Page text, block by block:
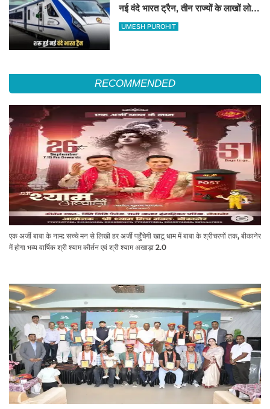
नई वंदे भारत ट्रैन, तीन राज्यों के लाखों लोगों
का सफर होगा आसान, देखें पूरा रूटमैप
UMESH PUROHIT
RECOMMENDED
एक अर्जी बाबा के नाम: सच्चे मन से लिखी हर अर्जी पहुँचेगी खाटू धाम में बाबा के श्रीचरणों तक, बीकानेर
में होगा भव्य वार्षिक श्री श्याम कीर्तन एवं श्री श्याम अखाड़ा 2.0